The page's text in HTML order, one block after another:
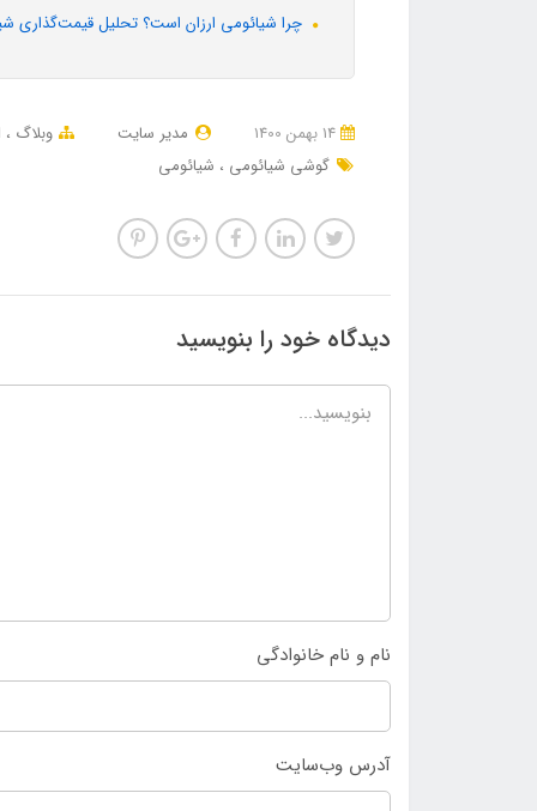
چرا شیائومی ارزان است؟ تحلیل قیمت‌گذاری
مدیر سایت وبلاگ
گوشی شیائومی
شیائومی
دیدگاه خود را بنویسید
نام و نام خانوادگی
آدرس وب‌سایت